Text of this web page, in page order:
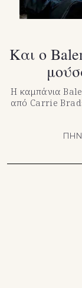
Και ο
Η καμπάνια
από Carrie